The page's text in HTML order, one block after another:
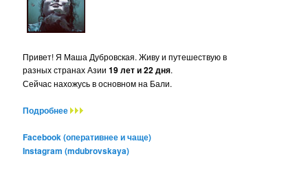
Привет! Я Маша Дубровская. Живу и путешествую в
разных странах Азии19 лет и 22 дня.
Сейчас нахожусь в основном на Бали.
Подробнее
Facebook (оперативнее и чаще)
Instagram (mdubrovskaya)